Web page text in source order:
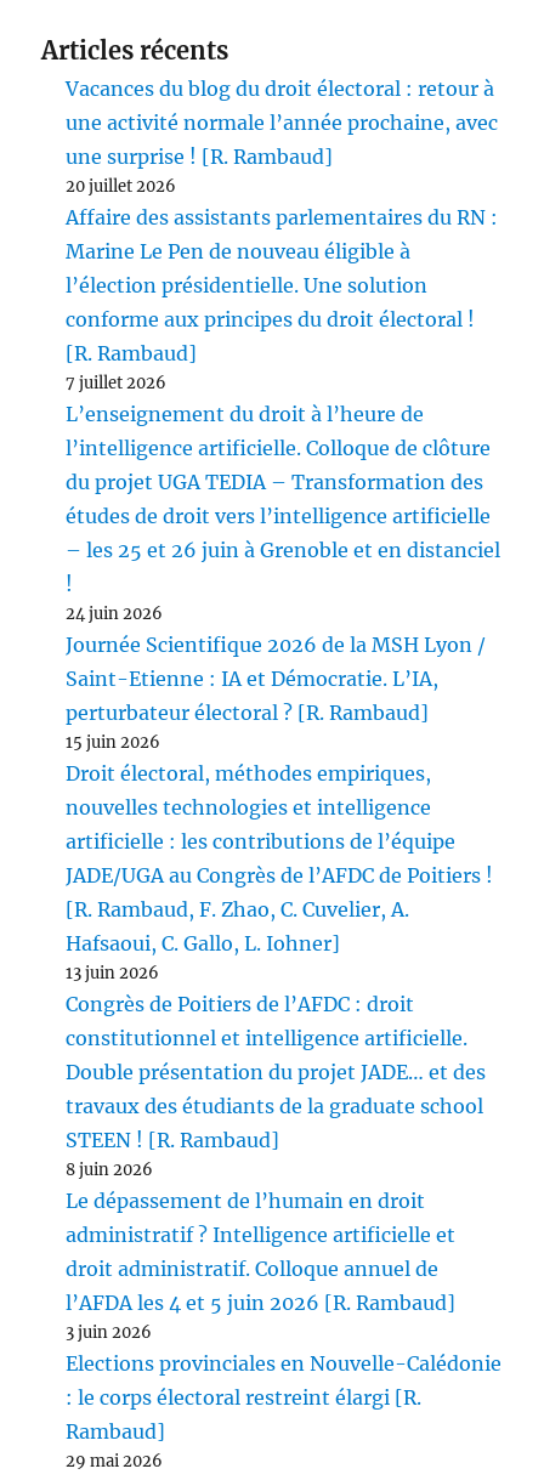
Articles récents
Vacances du blog du droit électoral : retour à
une activité normale l’année prochaine, avec
une surprise ! [R. Rambaud]
20 juillet 2026
Affaire des assistants parlementaires du RN :
Marine Le Pen de nouveau éligible à
l’élection présidentielle. Une solution
conforme aux principes du droit électoral !
[R. Rambaud]
7 juillet 2026
L’enseignement du droit à l’heure de
l’intelligence artificielle. Colloque de clôture
du projet UGA TEDIA – Transformation des
études de droit vers l’intelligence artificielle
– les 25 et 26 juin à Grenoble et en distanciel
!
24 juin 2026
Journée Scientifique 2026 de la MSH Lyon /
Saint-Etienne : IA et Démocratie. L’IA,
perturbateur électoral ? [R. Rambaud]
15 juin 2026
Droit électoral, méthodes empiriques,
nouvelles technologies et intelligence
artificielle : les contributions de l’équipe
JADE/UGA au Congrès de l’AFDC de Poitiers !
[R. Rambaud, F. Zhao, C. Cuvelier, A.
Hafsaoui, C. Gallo, L. Iohner]
13 juin 2026
Congrès de Poitiers de l’AFDC : droit
constitutionnel et intelligence artificielle.
Double présentation du projet JADE… et des
travaux des étudiants de la graduate school
STEEN ! [R. Rambaud]
8 juin 2026
Le dépassement de l’humain en droit
administratif ? Intelligence artificielle et
droit administratif. Colloque annuel de
l’AFDA les 4 et 5 juin 2026 [R. Rambaud]
3 juin 2026
Elections provinciales en Nouvelle-Calédonie
: le corps électoral restreint élargi [R.
Rambaud]
29 mai 2026